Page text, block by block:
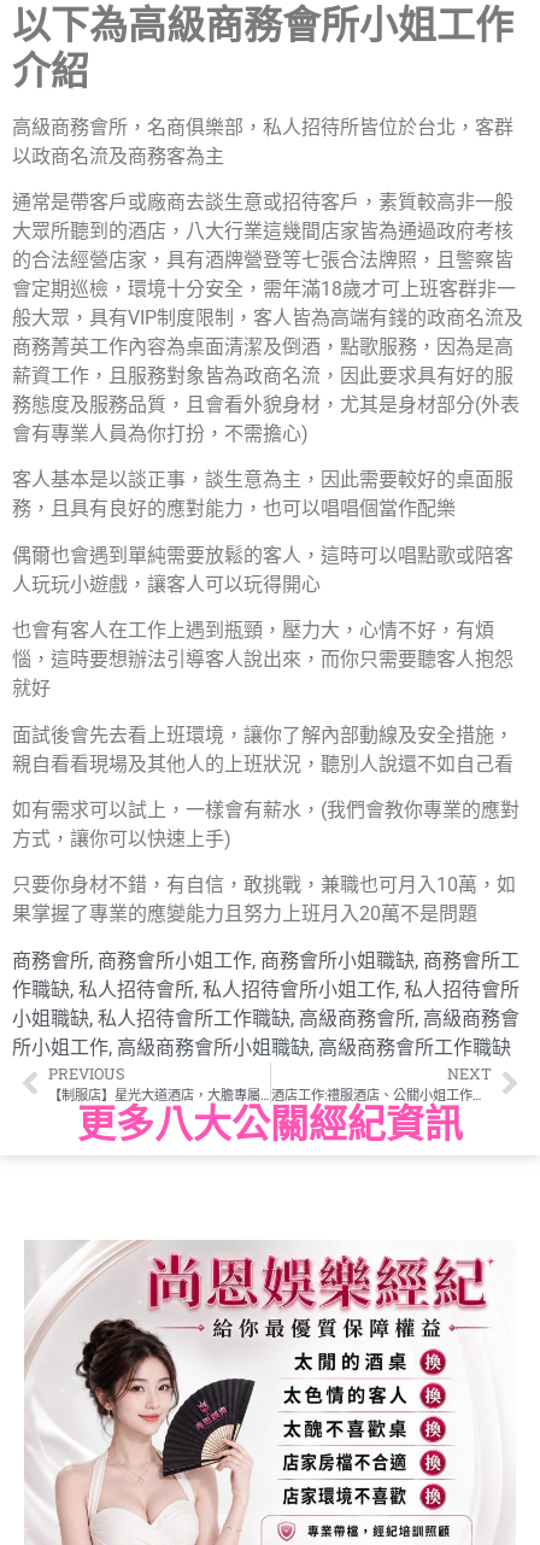
以下為高級商務會所小姐工作
介紹
高級商務會所，名商俱樂部，私人招待所皆位於台北，客群
以政商名流及商務客為主
通常是帶客戶或廠商去談生意或招待客戶，素質較高非一般
大眾所聽到的酒店，八大行業這幾間店家皆為通過政府考核
的合法經營店家，具有酒牌營登等七張合法牌照，且警察皆
會定期巡檢，環境十分安全，需年滿18歲才可上班客群非一
般大眾，具有VIP制度限制，客人皆為高端有錢的政商名流及
商務菁英工作內容為桌面清潔及倒酒，點歌服務，因為是高
薪資工作，且服務對象皆為政商名流，因此要求具有好的服
務態度及服務品質，且會看外貌身材，尤其是身材部分(外表
會有專業人員為你打扮，不需擔心)
客人基本是以談正事，談生意為主，因此需要較好的桌面服
務，且具有良好的應對能力，也可以唱唱個當作配樂
偶爾也會遇到單純需要放鬆的客人，這時可以唱點歌或陪客
人玩玩小遊戲，讓客人可以玩得開心
也會有客人在工作上遇到瓶頸，壓力大，心情不好，有煩
惱，這時要想辦法引導客人說出來，而你只需要聽客人抱怨
就好
面試後會先去看上班環境，讓你了解內部動線及安全措施，
親自看看現場及其他人的上班狀況，聽別人說還不如自己看
如有需求可以試上，一樣會有薪水，(我們會教你專業的應對
方式，讓你可以快速上手)
只要你身材不錯，有自信，敢挑戰，兼職也可月入10萬，如
果掌握了專業的應變能力且努力上班月入20萬不是問題
商務會所, 商務會所小姐工作, 商務會所小姐職缺, 商務會所工
作職缺, 私人招待會所, 私人招待會所小姐工作, 私人招待會所
小姐職缺, 私人招待會所工作職缺, 高級商務會所, 高級商務會
所小姐工作, 高級商務會所小姐職缺, 高級商務會所工作職缺
PREVIOUS NEXT
酒店工作:禮服酒店、公關小姐工作簡介
更多八大公關經紀資訊